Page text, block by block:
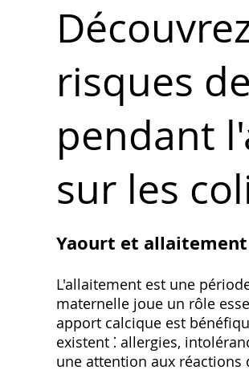
risques
pendant
sur les
Yaourt et allaitement
L'allaitement est une
maternelle joue un rôle
apport calcique est
existent ⁚ allergies‚
une attention aux